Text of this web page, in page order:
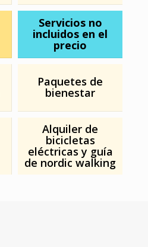
Servicios no
incluidos en el
precio
Paquetes de
bienestar
Alquiler de
bicicletas
eléctricas y guía
de nordic walking